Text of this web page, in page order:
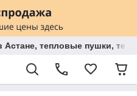
Астане, тепловые пушки,